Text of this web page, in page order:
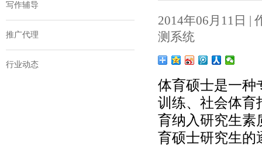
写作辅导
推广代理
行业动态
2014年06月11日 |
测系统
体育硕士是一种
训练、社会体育
育纳入研究生素
育硕士研究生的